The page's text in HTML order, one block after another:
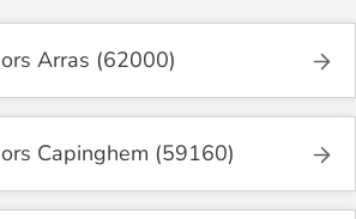
Arras (62000)
Capinghem (59160)